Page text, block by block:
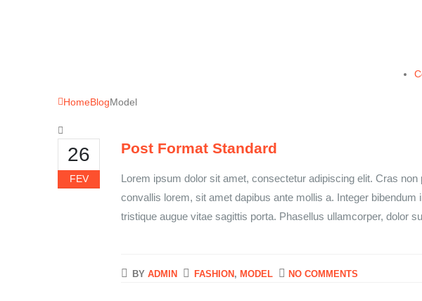
HomeBlogModel
26
FEV
Post Format Standard
Lorem ipsum dolor sit amet, consectetur adipiscing elit. Cras
convallis lorem, sit amet dapibus ante mollis a. Integer
tristique augue vitae sagittis porta. Phasellus ullamcorper, dolor
BY ADMIN FASHION , MODEL NO COMMENTS